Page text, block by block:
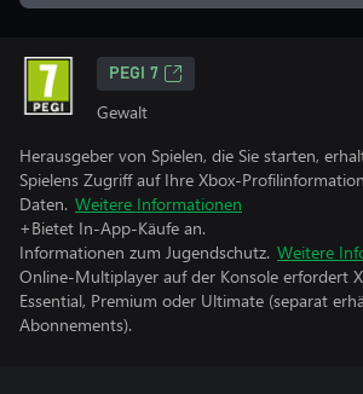
PEGI 7
Gewalt
Herausgeber von Spielen, die Sie starten,
Spielens Zugriff auf Ihre Xbox-
Daten. Weitere Informationen
+Bietet In-App-Käufe an.
Informationen zum Jugendschutz. Weitere
Online-Multiplayer auf der Konsole erfordert
Essential, Premium oder Ultimate (separat
Abonnements).